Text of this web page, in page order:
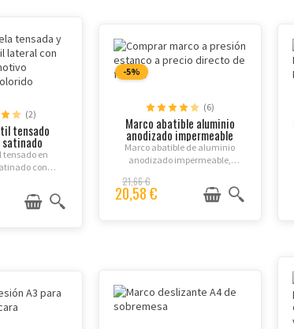
(2)
tensado
tensado en
con
los formatos
para interiores
-5%
(6)
Marco abatible aluminio
anodizado impermeable
Marco abatible de aluminio
anodizado impermeable,
A2, A3, A4, B1 o B2 con
protección antirreflejos
21,66 €
20,58 €